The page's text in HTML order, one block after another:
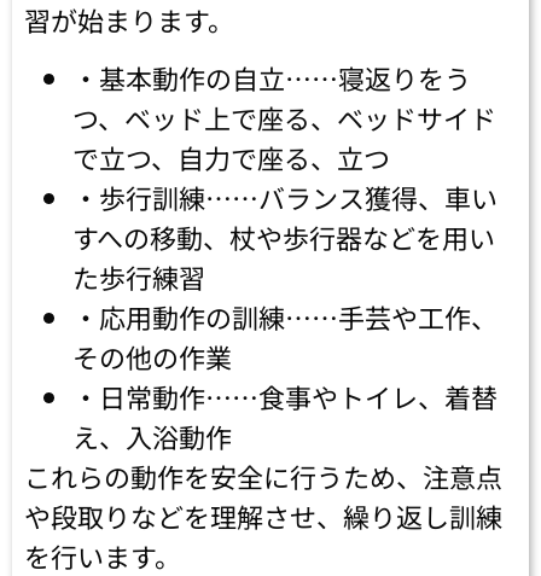
習が始まります。
・基本動作の自立……寝返りをう
つ、ベッド上で座る、ベッドサイド
で立つ、自力で座る、立つ
・歩行訓練……バランス獲得、車い
すへの移動、杖や歩行器などを用い
た歩行練習
・応用動作の訓練……手芸や工作、
その他の作業
・日常動作……食事やトイレ、着替
え、入浴動作
これらの動作を安全に行うため、注意点
や段取りなどを理解させ、繰り返し訓練
を行います。